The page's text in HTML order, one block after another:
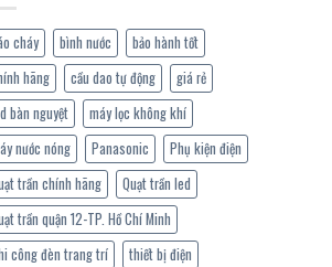
cháy bình nước
bảo hành tốt
hãng
cầu dao tự động
giá rẻ
bàn nguyệt
máy lọc không khí
nước nóng
Panasonic
Phụ kiện điện
trần chính hãng
Quạt trần led
trần quận 12-TP. Hồ Chí Minh
công đèn trang trí
thiết bị điện